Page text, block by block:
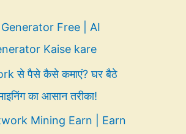
Free | AI
Kaise kare
से पैसे कैसे कमाएं? घर बैठे
का आसान तरीका!
Mining Earn | Earn